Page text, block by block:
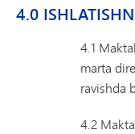
4.0
4.1
marta
ravishda
4.2